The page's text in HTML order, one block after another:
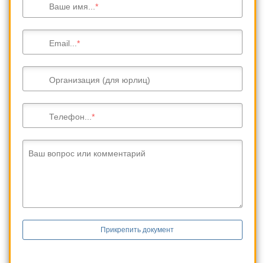
Ваше имя...
Email...
Организация (для юрлиц)
Телефон...
Ваш вопрос или комментарий
Прикрепить документ